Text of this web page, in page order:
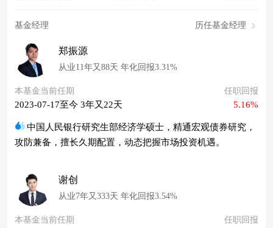
基金经理 历任基金经理
郑振源
从业11年又88天 年化回报3.31%
本基金当前任期
2023-07-17至今 3年又22天
任职回报
5.16%
中国人民银行研究生部经济学硕士，精通宏观债券研究，
攻防兼备，擅长久期配置，动态把握市场投资机遇。
谢创
从业7年又333天 年化回报3.54%
本基金当前任期 任职回报